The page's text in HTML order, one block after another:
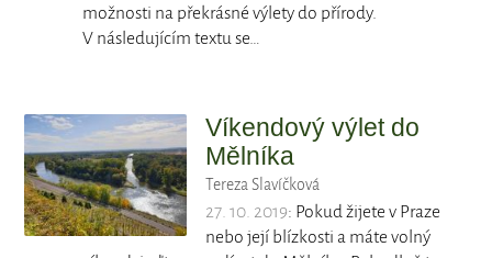
možnosti na překrásné výlety do přírody.
V následujícím textu se…
Víkendový výlet do
Mělníka
Tereza Slavíčková
27. 10. 2019: Pokud žijete v Praze
nebo její blízkosti a máte volný